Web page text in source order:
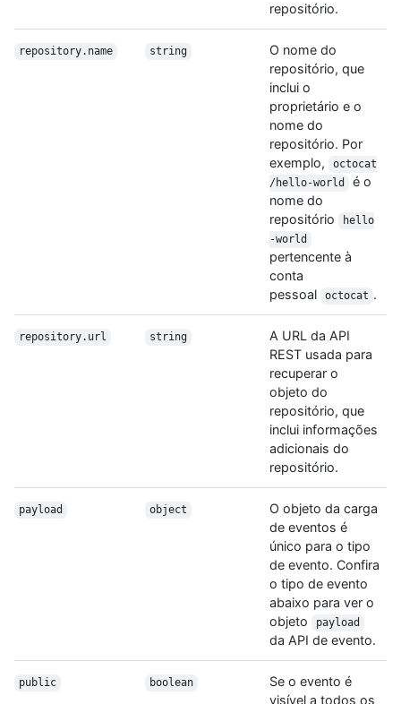
repositório.
repository.name string
O nome do
repositório, que
inclui o
proprietário e o
nome do
repositório. Por
exemplo,
octocat
/hello-world
é o
nome do
repositório
hello
-world
pertencente à
conta
pessoal
octocat .
repository.url string
A URL da API
REST usada para
recuperar o
objeto do
repositório, que
inclui informações
adicionais do
repositório.
payload object
O objeto da carga
de eventos é
único para o tipo
de evento. Confira
o tipo de evento
abaixo para ver o
objeto
payload
da API de evento.
public boolean
Se o evento é
visível a todos os